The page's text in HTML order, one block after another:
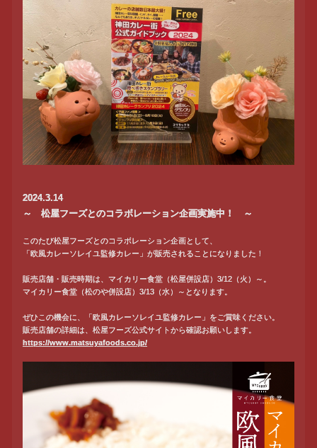
2024.3.14
～ 松屋フーズとのコラボレーション企画実施中！ ～
このたび松屋フーズとのコラボレーション企画として、
「欧風カレーソレイユ監修カレー」が販売されることになりました！
販売店舗・販売時期は、マイカリー食堂（松屋併設店）3/12（火）～。
マイカリー食堂（松のや併設店）3/13（水）～となります。
ぜひこの機会に、「欧風カレーソレイユ監修カレー」をご賞味ください。
販売店舗の詳細は、松屋フーズ公式サイトから確認お願いします。
https://www.matsuyafoods.co.jp/